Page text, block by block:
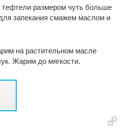
размером чуть больше
запекания смажем маслом и
на растительном масле
Жарим до мягкости.